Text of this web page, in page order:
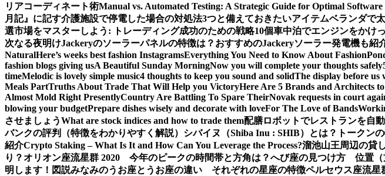
リアコーディネート術Manual vs. Automated Testing: A Strategic Guide for Optimal
月記』に記す介護施設で停電した場合の対処法3つと備えておきたいアイテムベランダで
選市場をマスターしよう: トレーディング成功のための戦略10個車中泊でエンジンをかけ
次なる夜明けJackeryのソーラーパネルの特徴は？おすすめのJackeryソーラー発電機も紹
NaturalHere’s weeks best fashion InstagramsEverything You Need to Know About Fashion
fashion blogs giving usA Beautiful Sunday MorningNow you will complete your thoughts safely
timeMelodic is lovely simple music4 thoughts to keep you sound and solidThe display before us
Meals PartTruths About Trade That Will Help you VictoryHere Are 5 Brands and Architects
Almost Mold Right PresentlyCountry Are Battling To Spare TheirNovak requests in court
blowing your budgetPrepare dishes wisely and decorate with loveFor The Love of Bands
させましょうWhat are stock indices and how to trade them配膳ロボットでレストランを自
バンクの評判（特徴をわかりやすく解説） シバイヌ（Shiba Inu : SHIB）とは？トークン
紹介Crypto Staking – What Is It and How Can You Leverage the Process?溜池山王周辺の貸
り？オリオン座流星群 2020 今年のピークの時間帯と方角は？へび座の見つけ方 位置（
明します！図説みなみのうお座とうお座の違い それぞれの星座の特徴ペルセウス座流星